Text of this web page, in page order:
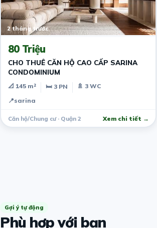
2 tháng trước
80 Triệu
CHO THUÊ CĂN HỘ CAO CẤP SARINA
CONDOMINIUM
📐 145 m² 🛏 3 PN
🚿 3 WC
📍sarina
Căn hộ/Chung cư · Quận 2 Xem chi tiết →
Gợi ý tự động
Phù hợp với bạn